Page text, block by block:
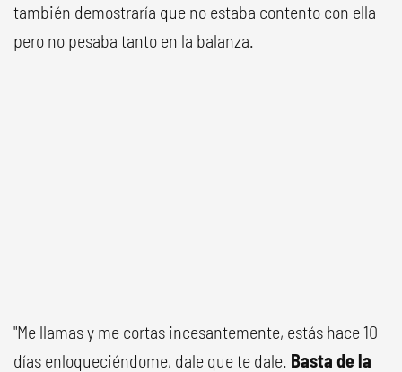
también demostraría que no estaba contento con ella
pero no pesaba tanto en la balanza.
"Me llamas y me cortas incesantemente, estás hace 10
días enloqueciéndome, dale que te dale. Basta de la